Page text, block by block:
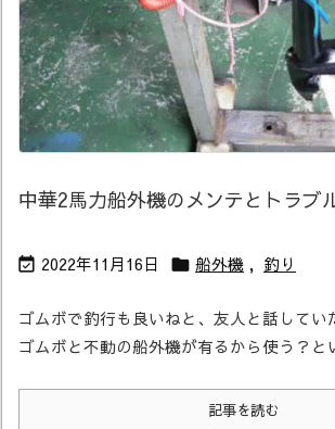
中華2馬力船外機のメンテとトラ
 2022年11月16日  船外機 , 釣り
ゴムボで釣行も良いねと、友人と話してい
ゴムボと不動の船外機が有るから使う？ と
記事を読む